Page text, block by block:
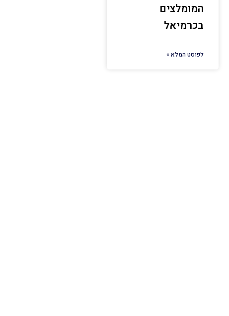
המומלצים
בכרמיאל
לפוסט המלא »